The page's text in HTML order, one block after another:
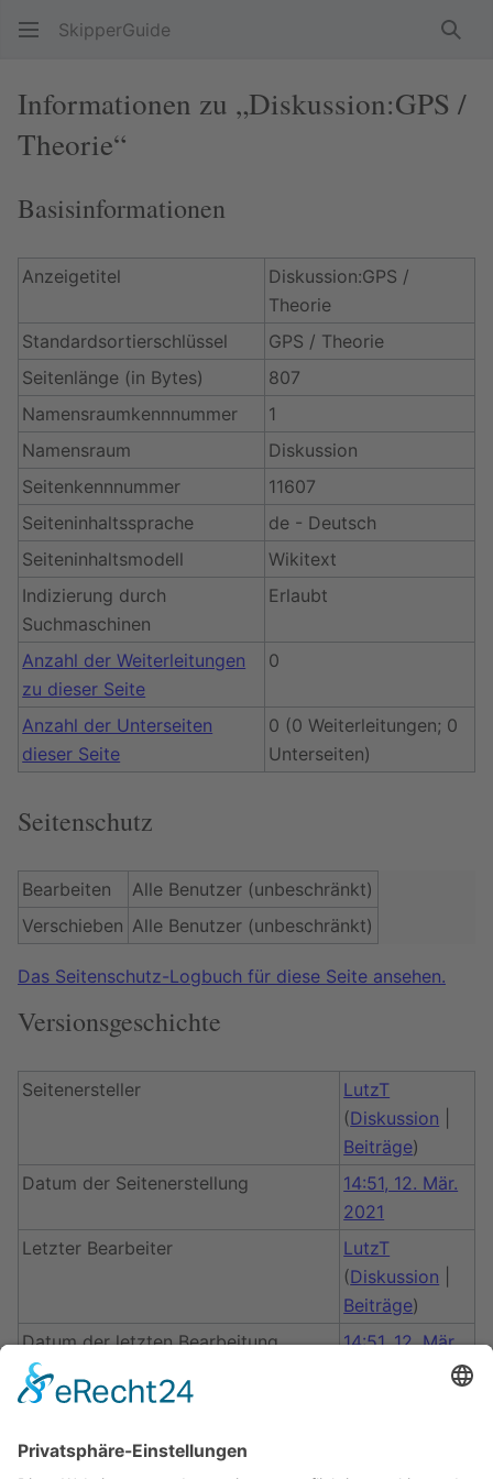
SkipperGuide
Informationen zu „Diskussion:GPS /
Theorie“
Basisinformationen
Anzeigetitel
Diskussion:GPS /
Theorie
Standardsortierschlüssel
GPS / Theorie
Seitenlänge (in Bytes)
807
Namensraumkennnummer
1
Namensraum
Diskussion
Seitenkennnummer
11607
Seiteninhaltssprache
de - Deutsch
Seiteninhaltsmodell
Wikitext
Indizierung durch
Suchmaschinen
Erlaubt
Anzahl der Weiterleitungen
zu dieser Seite
0
Anzahl der Unterseiten
dieser Seite
0 (0 Weiterleitungen; 0
Unterseiten)
Seitenschutz
Bearbeiten
Alle Benutzer (unbeschränkt)
Verschieben Alle Benutzer (unbeschränkt)
Das Seitenschutz-Logbuch für diese Seite ansehen.
Versionsgeschichte
Seitenersteller
LutzT
(Diskussion
Beiträge)
Datum der Seitenerstellung
14:51, 12. Mär.
2021
Letzter Bearbeiter
LutzT
(Diskussion
Beiträge)
Datum der letzten Bearbeitung
14:51, 12. Mär.
Gesamtzahl der Bearbeitungen
Gesamtzahl unterschiedlicher